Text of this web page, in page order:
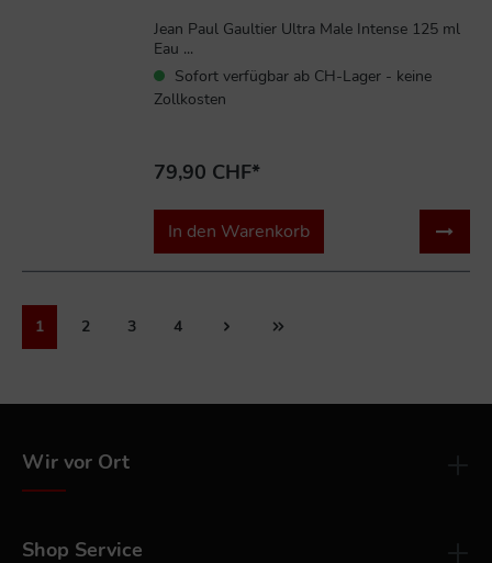
Jean Paul Gaultier Ultra Male Intense 125 ml
Eau ...
Sofort verfügbar ab CH-Lager - keine
Zollkosten
79,90 CHF*
In den Warenkorb
1 2 3 4
Wir vor Ort
Shop Service